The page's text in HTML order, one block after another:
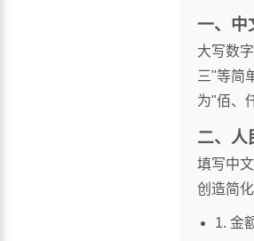
一、中
大写数
三"等简
为"佰、
二、人
填写中
创造简
1. 金